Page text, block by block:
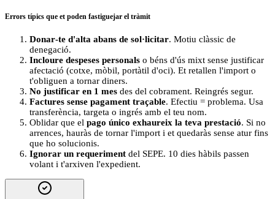
Errors típics que et poden fastiguejar el tràmit
Donar‑te d'alta abans de sol·licitar. Motiu clàssic de
denegació.
Incloure despeses personals o béns d'ús mixt sense justificar
afectació (cotxe, mòbil, portàtil d'oci). Et retallen l'import o
t'obliguen a tornar diners.
No justificar en 1 mes des del cobrament. Reingrés segur.
Factures sense pagament traçable. Efectiu = problema. Usa
transferència, targeta o ingrés amb el teu nom.
Oblidar que el pago único exhaureix la teva prestació. Si no
arrences, hauràs de tornar l'import i et quedaràs sense atur fins
que ho solucionis.
Ignorar un requeriment del SEPE. 10 dies hàbils passen
volant i t'arxiven l'expedient.